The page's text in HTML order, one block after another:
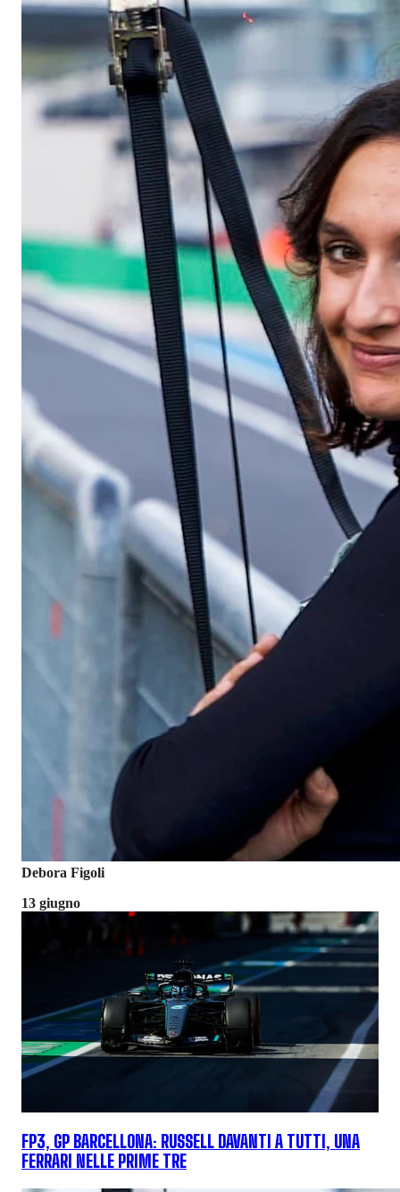
Debora Figoli
13 giugno
FP3, GP BARCELLONA: RUSSELL DAVANTI A TUTTI, UNA
FERRARI NELLE PRIME TRE